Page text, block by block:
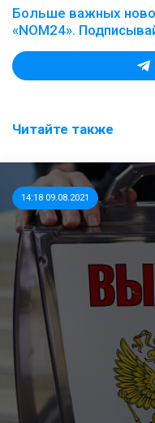
Больше важных
«NOM24».
Читайте также
14:18 09.08.2021